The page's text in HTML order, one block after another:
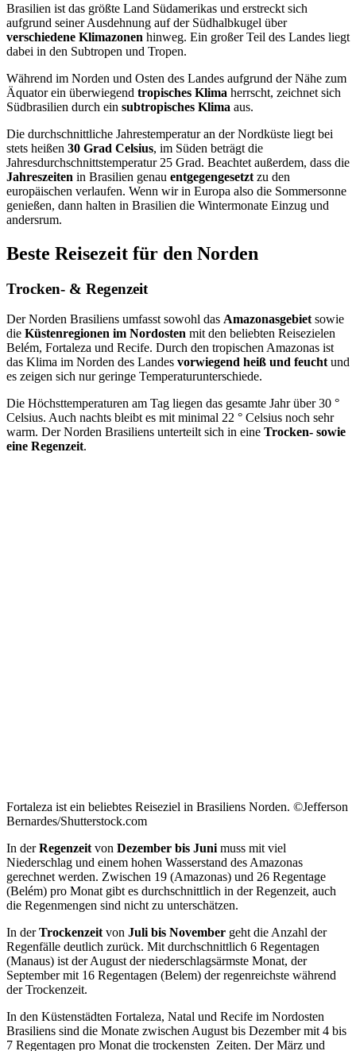
Brasilien ist das größte Land Südamerikas und erstreckt sich
aufgrund seiner Ausdehnung auf der Südhalbkugel über
verschiedene Klimazonen hinweg. Ein großer Teil des Landes liegt
dabei in den Subtropen und Tropen.
Während im Norden und Osten des Landes aufgrund der Nähe zum
Äquator ein überwiegend tropisches Klima herrscht, zeichnet sich
Südbrasilien durch ein subtropisches Klima aus.
Die durchschnittliche Jahrestemperatur an der Nordküste liegt bei
stets heißen 30 Grad Celsius, im Süden beträgt die
Jahresdurchschnittstemperatur 25 Grad. Beachtet außerdem, dass die
Jahreszeiten in Brasilien genau entgegengesetzt zu den
europäischen verlaufen. Wenn wir in Europa also die Sommersonne
genießen, dann halten in Brasilien die Wintermonate Einzug und
andersrum.
Beste Reisezeit für den Norden
Trocken- & Regenzeit
Der Norden Brasiliens umfasst sowohl das Amazonasgebietsowie
die Küstenregionen im Nordosten mit den beliebten Reisezielen
Belém, Fortaleza und Recife. Durch den tropischen Amazonas ist
das Klima im Norden des Landes vorwiegend heiß und feuchtund
es zeigen sich nur geringe Temperaturunterschiede.
Die Höchsttemperaturen am Tag liegen das gesamte Jahr über 30 °
Celsius. Auch nachts bleibt es mit minimal 22 ° Celsius noch sehr
warm. Der Norden Brasiliens unterteilt sich in eine Trocken- sowie
eine Regenzeit.
Fortaleza ist ein beliebtes Reiseziel in Brasiliens Norden. ©Jefferson
Bernardes/Shutterstock.com
In derRegenzeitvon Dezember bis Junimuss mit viel
Niederschlag und einem hohen Wasserstand des Amazonas
gerechnet werden. Zwischen 19 (Amazonas) und 26 Regentage
(Belém) pro Monat gibt es durchschnittlich in der Regenzeit, auch
die Regenmengen sind nicht zu unterschätzen.
In derTrockenzeitvon Juli bis November geht die Anzahl der
Regenfälle deutlich zurück. Mit durchschnittlich 6 Regentagen
(Manaus) ist der August der niederschlagsärmste Monat, der
September mit 16 Regentagen (Belem) der regenreichste während
der Trockenzeit.
In den Küstenstädten Fortaleza, Natal und Recife im Nordosten
Brasiliens sind die Monate zwischen August bis Dezember mit 4 bis
7 Regentagen pro Monat die trockensten Zeiten. Der März und